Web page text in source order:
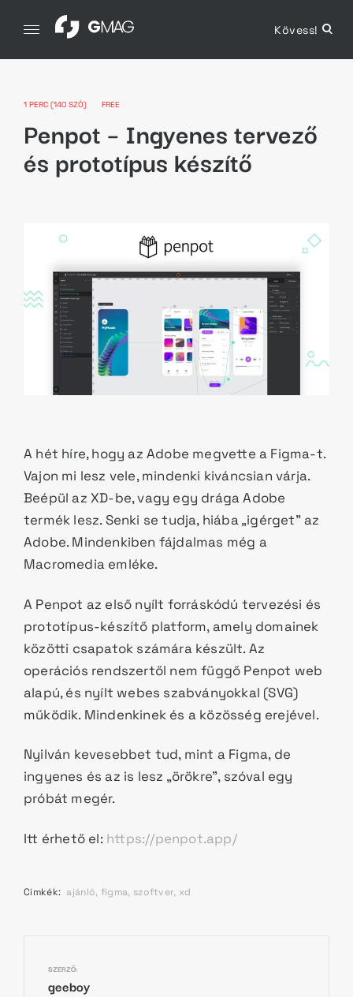
GMAG
Kövess!
open
1 PERC (140 SZÓ) FREE
Penpot – Ingyenes tervező
és prototípus készítő
A hét híre, hogy az Adobe megvette a Figma-t.
Vajon mi lesz vele, mindenki kiváncsian várja.
Beépül az XD-be, vagy egy drága Adobe
termék lesz. Senki se tudja, hiába „igérget” az
Adobe. Mindenkiben fájdalmas még a
Macromedia emléke.
A Penpot az első nyílt forráskódú tervezési és
prototípus-készítő platform, amely domainek
közötti csapatok számára készült. Az
operációs rendszertől nem függő Penpot web
alapú, és nyílt webes szabványokkal (SVG)
működik. Mindenkinek és a közösség erejével.
Nyilván kevesebbet tud, mint a Figma, de
ingyenes és az is lesz „örökre”, szóval egy
próbát megér.
Itt érhető el: https://penpot.app/
Cimkék: ajánló figma szoftver xd
SZERZŐ:
geeboy